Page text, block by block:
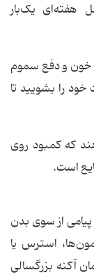
هفته‌ای یک‌بار
خون و دفع سموم
را بشویید تا
که کمبود روی
پیامی از سوی بدن
استرس یا
آکنه بزرگسالی